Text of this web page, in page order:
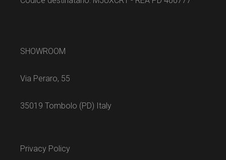
SHOWROOM
Via Peraro, 55
35019 Tombolo (PD) Italy
Privacy Policy